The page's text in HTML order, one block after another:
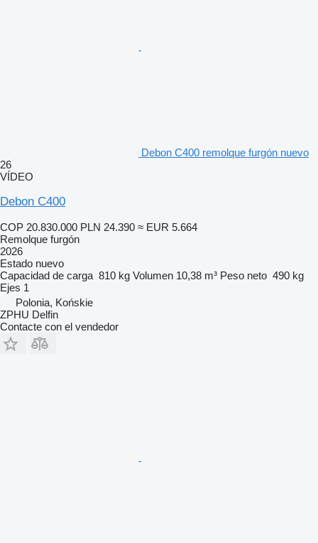
Debon C400 remolque furgón nuevo
26
VÍDEO
Debon C400
COP 20.830.000 PLN 24.390 ≈ EUR 5.664
Remolque furgón
2026
Estado nuevo
Capacidad de carga 810 kg Volumen 10,38 m³ Peso neto 490 kg
Ejes 1
Polonia, Końskie
ZPHU Delfin
Contacte con el vendedor